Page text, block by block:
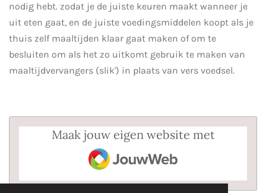
nodig hebt. zodat je de juiste keuren maakt wanneer je
uit eten gaat, en de juiste voedingsmiddelen koopt als je
thuis zelf maaltijden klaar gaat maken of om te
besluiten om als het zo uitkomt gebruik te maken van
maaltijdvervangers (slik') in plaats van vers voedsel.
Maak jouw eigen website met
JouwWeb